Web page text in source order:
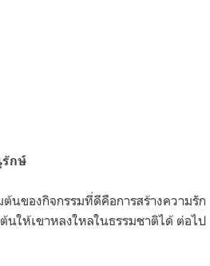
รักษ์
นของกิจกรรมที่ดีคือการสร้างความรัก
นให้เขาหลงใหลในธรรมชาติได้ ต่อไป